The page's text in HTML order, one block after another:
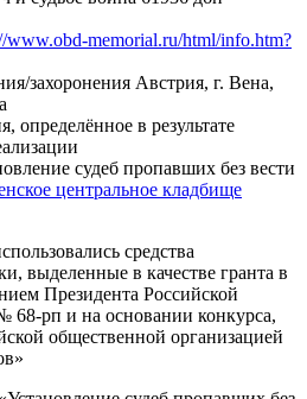
www.obd-memorial.ru/html/info.htm?
захоронения Австрия, г. Вена,
определённое в результате
судеб пропавших без вести
центральное кладбище
средства
выделенные в качестве гранта в
Президента Российской
68-рп и на основании конкурса,
общественной организацией